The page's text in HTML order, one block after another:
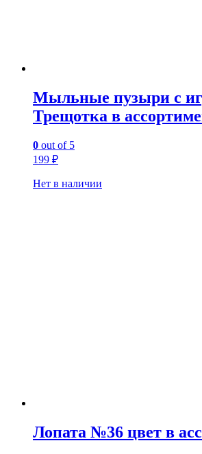
Мыльные пузыри с
Трещотка в
0 out of 5
199 ₽
Нет в наличии
Лопата №36 цвет в